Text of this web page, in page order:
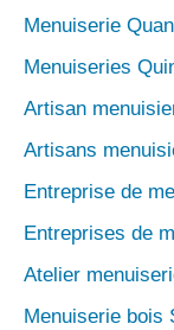
Menuiserie
Menuiseries
Artisan
Artisans
Entreprise de
Entreprises de
Atelier
Menuiserie bois